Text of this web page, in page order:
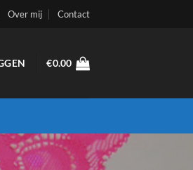
Over mij Contact
€0.00